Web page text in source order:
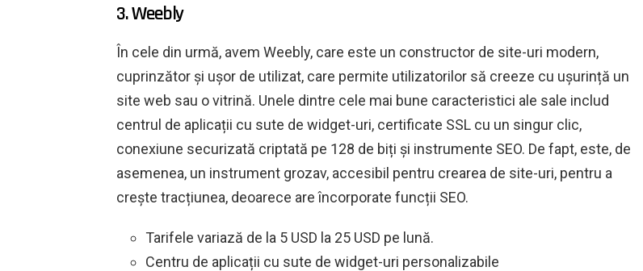
3. Weebly
În cele din urmă, avem Weebly, care este un constructor de site-uri modern,
cuprinzător și ușor de utilizat, care permite utilizatorilor să creeze cu ușurință un
site web sau o vitrină. Unele dintre cele mai bune caracteristici ale sale includ
centrul de aplicații cu sute de widget-uri, certificate SSL cu un singur clic,
conexiune securizată criptată pe 128 de biți și instrumente SEO. De fapt, este, de
asemenea, un instrument grozav, accesibil pentru crearea de site-uri, pentru a
crește tracțiunea, deoarece are încorporate funcții SEO.
Tarifele variază de la 5 USD la 25 USD pe lună.
Centru de aplicații cu sute de widget-uri personalizabile